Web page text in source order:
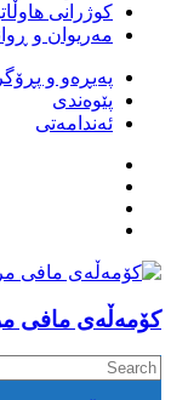
کوژرانی
مەریوان و
پەیڕەو و
پێوەندی
ئەندامەتی
كۆمه‌ڵه‌ی مافی